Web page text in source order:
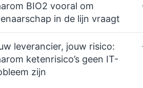
BIO2 vooral om
in de lijn vraagt
leverancier, jouw risico:
ketenrisico’s geen IT-
zijn